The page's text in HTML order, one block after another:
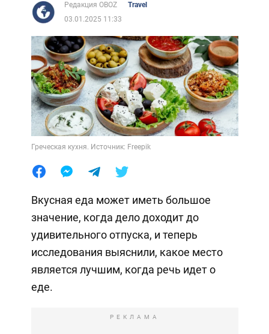
Редакция OBOZ
Travel
03.01.2025 11:33
Греческая кухня. Источник: Freepik
Вкусная еда может иметь большое
значение, когда дело доходит до
удивительного отпуска, и теперь
исследования выяснили, какое место
является лучшим, когда речь идет о
еде.
РЕКЛАМА